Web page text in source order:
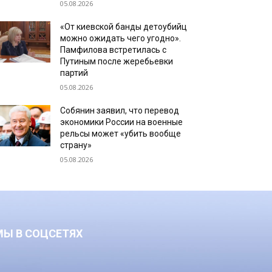
05.08.2026
«От киевской банды детоубийц
можно ожидать чего угодно».
Памфилова встретилась с
Путиным после жеребьевки
партий
05.08.2026
Собянин заявил, что перевод
экономики России на военные
рельсы может «убить вообще
страну»
05.08.2026
В СОЦСЕТЯХ